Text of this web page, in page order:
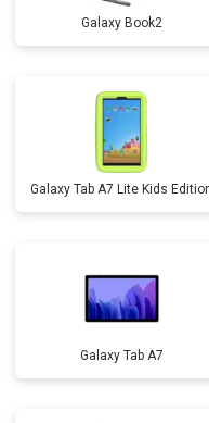
Galaxy Book2
Galaxy Tab A7 Lite Kids
Galaxy Tab A7